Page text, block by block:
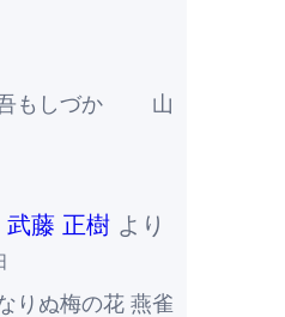
吾もしづか 山
武藤 正樹より
りぬ梅の花 燕雀